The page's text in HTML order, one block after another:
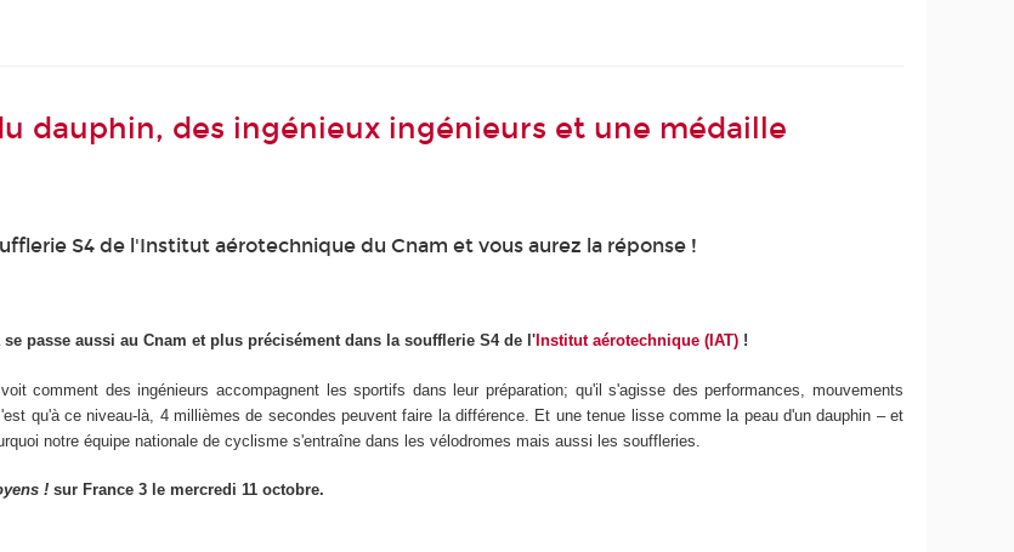
dauphin, des ingénieux ingénieurs et une médaille
S4 de l'Institut aérotechnique du Cnam et vous aurez la réponse !
passe aussi au Cnam et plus précisément dans la soufflerie S4 de l' Institut aérotechnique (IAT) !
comment des ingénieurs accompagnent les sportifs dans leur préparation; qu'il s'agisse des performances, mouvements
qu'à ce niveau-là, 4 millièmes de secondes peuvent faire la différence. Et une tenue lisse comme la peau d'un dauphin – et
notre équipe nationale de cyclisme s'entraîne dans les vélodromes mais aussi les souffleries.
! sur France 3 le mercredi 11 octobre.